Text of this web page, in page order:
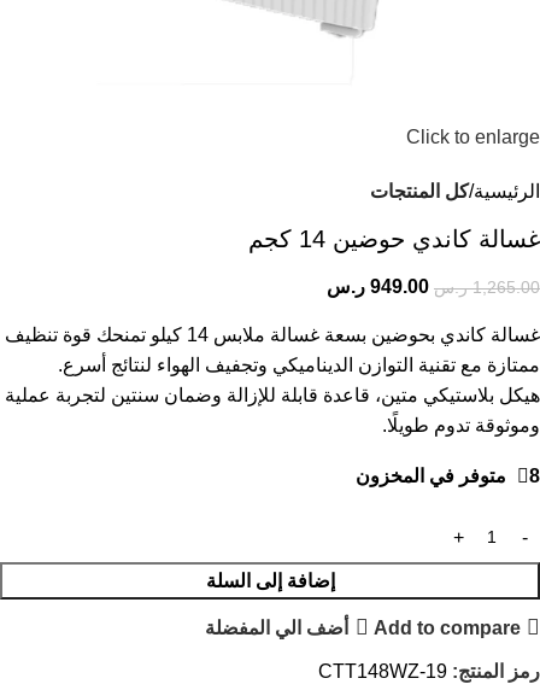
Click to enlarge
الرئيسية كل المنتجات
غسالة كاندي حوضين 14 كجم
1,265.00 ر.س 949.00 ر.س
غسالة كاندي بحوضين بسعة غسالة ملابس 14 كيلو تمنحك قوة تنظيف
ممتازة مع تقنية التوازن الديناميكي وتجفيف الهواء لنتائج أسرع.
هيكل بلاستيكي متين، قاعدة قابلة للإزالة وضمان سنتين لتجربة عملية
وموثوقة تدوم طويلًا.
8 متوفر في المخزون
إضافة إلى السلة
Add to compare أضف الي المفضلة
رمز المنتج: CTT148WZ-19